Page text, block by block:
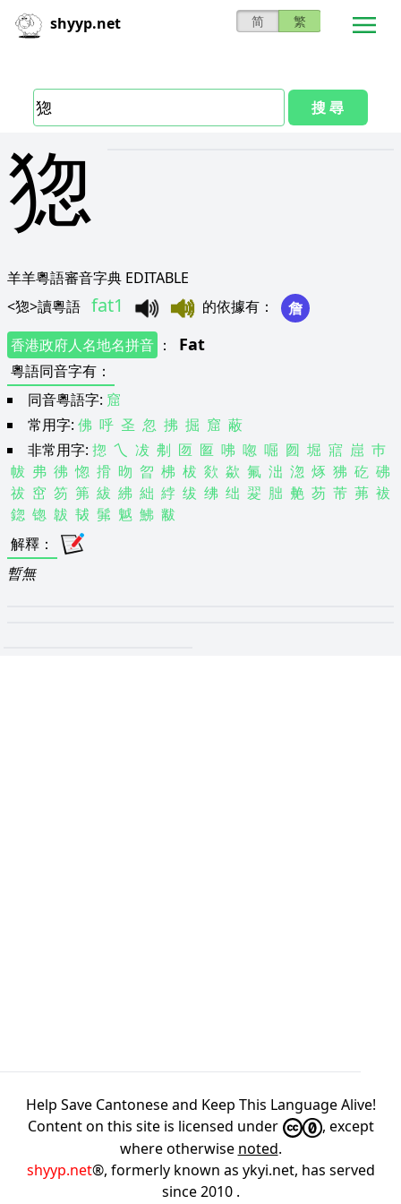
shyyp.net 简 繁
搜 尋
㺀
羊羊粵語審音字典 EDITABLE
<㺀>讀粵語 fat1 的依據有 ：
詹
香港政府人名地名拼音 ： Fat
粵語同音字有 ：
同音粵語字: 窟
常用字: 佛 呼 圣 忽 拂 掘 窟 蔽
非常用字: 㧾 乀 冹 刜 匢 匫 咈 唿 啒 囫 堀 寣 崫 巿
帗 弗 彿 惚 搰 昒 曶 柫 柭 欻 歘 氟 泏 淴 烼 狒 矻 砩
祓 窋 笏 笰 紱 紼 絀 綍 绂 绋 绌 翇 胐 艴 芴 芾 茀 袚
鍃 锪 韍 韨 髴 魆 鮄 黻
解釋 ：
暫無
Help Save Cantonese and Keep This Language Alive!
Content on this site is licensed under
, except
where otherwise noted.
shyyp.net®, formerly known as ykyi.net, has served
since 2010 .